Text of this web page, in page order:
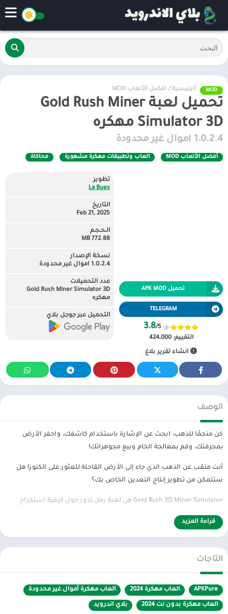
MOD الرئيسية / أفضل الألعاب MOD
تحميل لعبة Gold Rush Miner
Simulator 3D مهكره
1.0.2.4 اموال غير محدودة
أفضل الألعاب MOD العاب وتطبيقات مهكرة مشهورة محاكاة
تحميل APK MOD
TELEGRAM
3.8/5
التقييم:424,000
انشاء تقرير بلاغ
تطوير
La Bues
التاريخ
Feb 21, 2025
الـحـجـم
772.88 MB
نسخة الإصدار
1.0.2.4 اموال غير محدودة
عدد التحميلات
Gold Rush Miner Simulator 3D
مهكره
التحميل عبر جوجل بلاي
الوصف
كن منجمًا للذهب: ابحث عن الإشارة باستخدام كاشفك، واحفر الأرض
بمجرفتك، وقم بمعالجة الخام وبيع مجوهراتك!
أنت منقب عن الذهب الذي جاء إلى الأرض القاحلة للعثور على الكنوز! هل
ستتمكن من تطوير إنتاج التعدين الخاص بك؟
Gold Rush 3D Miner Simulator هي لعبة رمل تدور حول كيفية استخراج
الذهب والأحجار الكريمة. التقط الإشارة باستخدام كاشفك، واحفر الأرض
وحفرها، وقم بمعالجة الخام وبيعه! أصلح جرارك وأعد بناء الحفار الخاص
بك لاستكشاف المناطق ومناجم الذهب!
هناك العديد من الأنشطة في اللعبة: التقاط إشارة الكاشف، والتنقيب عن
الكنوز بالمجرفة، والغسل، والفرز، والوزن، والبيع، ومحاكاة الحداد، وإنشاء
المجوهرات في محاكاة المجوهرات. قم بتطهير الأرض بالديناميت لبناء
منزل، والعثور على العملات المعدنية القابلة للتحصيل، وجمع الهيكل
العظمي للديناصور!
قراءة المزيد
التاجات
APKPure العاب مهكرة 2024 العاب مهكرة أموال غير محدودة
العاب مهكرة بدون نت 2024 بلاي اندرويد